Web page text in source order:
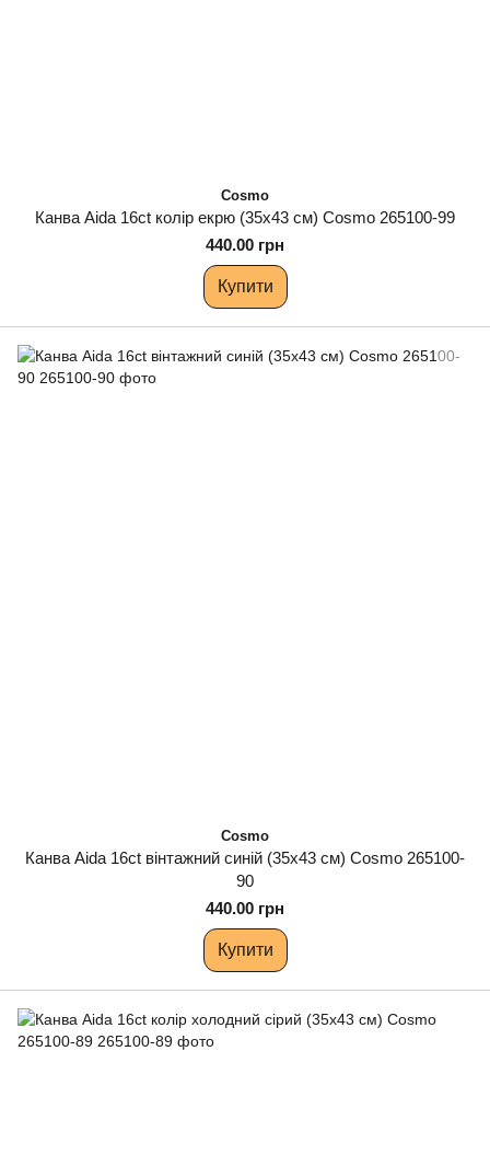
Cosmo
Канва Aida 16ct колір екрю (35х43 см) Cosmo 265100-99
440.00 грн
Купити
Cosmo
Канва Aida 16ct вінтажний синій (35х43 см) Cosmo 265100-
90
440.00 грн
Купити